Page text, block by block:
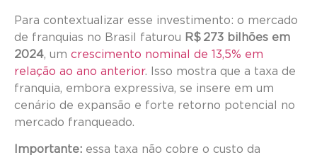
Para contextualizar esse investimento: o mercado
de franquias no Brasil faturou R$ 273 bilhões em
2024, um crescimento nominal de 13,5% em
relação ao ano anterior. Isso mostra que a taxa de
franquia, embora expressiva, se insere em um
cenário de expansão e forte retorno potencial no
mercado franqueado.
Importante: essa taxa não cobre o custo da